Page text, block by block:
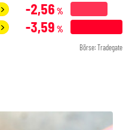
-2,56 %
-3,59 %
Börse: Tradegate